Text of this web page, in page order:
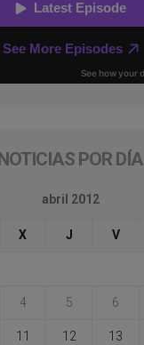
NOTICIAS POR DÍA
abril 2012
X J V
4 5 6
11 12 13